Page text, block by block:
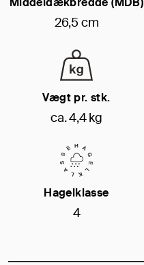
26,5 cm
Vægt pr. stk.
ca. 4,4 kg
Hagelklasse
4